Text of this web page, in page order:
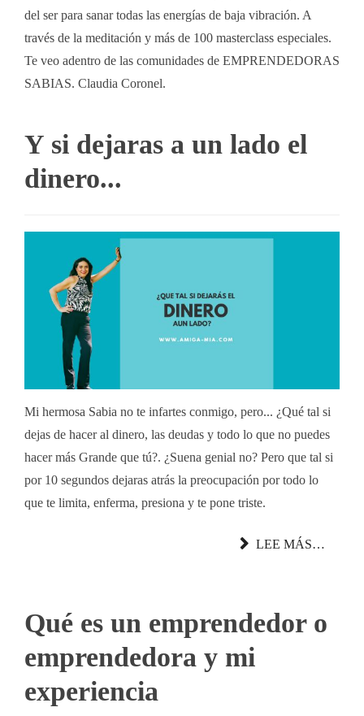
del ser para sanar todas las energías de baja vibración. A
través de la meditación y más de 100 masterclass especiales.
Te veo adentro de las comunidades de EMPRENDEDORAS
SABIAS. Claudia Coronel.
Y si dejaras a un lado el
dinero...
Mi hermosa Sabia no te infartes conmigo, pero... ¿Qué tal si
dejas de hacer al dinero, las deudas y todo lo que no puedes
hacer más Grande que tú?. ¿Suena genial no? Pero que tal si
por 10 segundos dejaras atrás la preocupación por todo lo
que te limita, enferma, presiona y te pone triste.
LEE MÁS…
Qué es un emprendedor o
emprendedora y mi
experiencia